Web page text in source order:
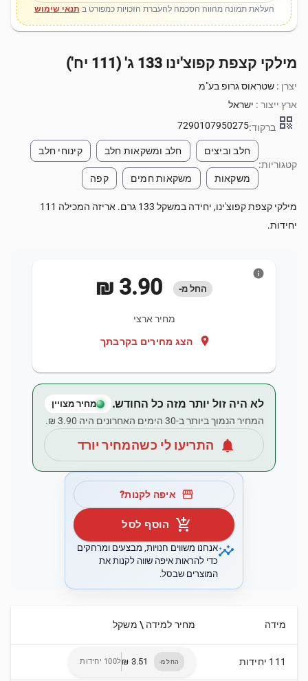
העלאת תמונה מהווה הסכמה להעברת הזכויות כמפורט ב תנאי שימוש
מילקי קצפת קפוצ'ינו 133 ג' (111 יח')
יצרן : שטראוס גרופ בע"מ
ארץ ייצור : ישראל
qr_code ברקוד:7290107950275
קטגוריות:
חלב וביצים חלב ומשקאות חלב קינוחי חלב
משקאות משקאות חמים קפה
מילקי קצפת קפוצ'ינו, יחידה במשקל 133 גרם. אריזה המכילה 111
יחידות.
החל מ-
מחיר ארצי
location_on הצג מחירים בקרבתך
info
לא היה זול יותר מזה כל החודש. מחיר מצויין
המחיר הנמוך ביותר ב-30 הימים האחרונים היה ‏3.90 ‏₪.
notifications התריעו לי כשהמחיר יורד
storefront איפה לקנות?
add_shopping_cart הוסף לסל
insightsאנחנו משווים חנויות, מבצעים ומרחקים
כדי להראות איפה שווה לקנות את
המוצרים שבסל.
מידה מחיר למידה \ משקל
111 יחידות החל מ- ל100 יחידות